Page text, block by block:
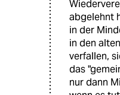
abgelehnt
in der
in den
verfallen,
das
nur dann